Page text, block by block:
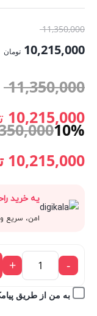
11,350,000قیمت
اصلی:
بود.
10,215,000 تومان
فعلی:
11,350,000
10,215,000
10,215,000 تومان.
10%
قیمت
بود.
10,215,000
یه خرید
امن، سریع
-
+
به من از طریق